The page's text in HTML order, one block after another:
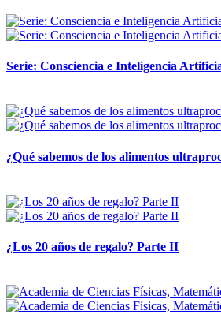
Serie: Consciencia e Inteligencia
¿Qué sabemos de los alimentos
¿Los 20 años de regalo? Parte II